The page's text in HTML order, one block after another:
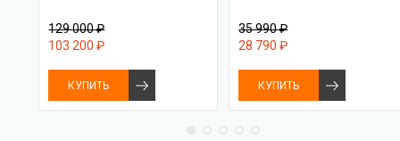
129 000 ₽
103 200 ₽
КУПИТЬ
35 990 ₽
28 790 ₽
КУПИТЬ